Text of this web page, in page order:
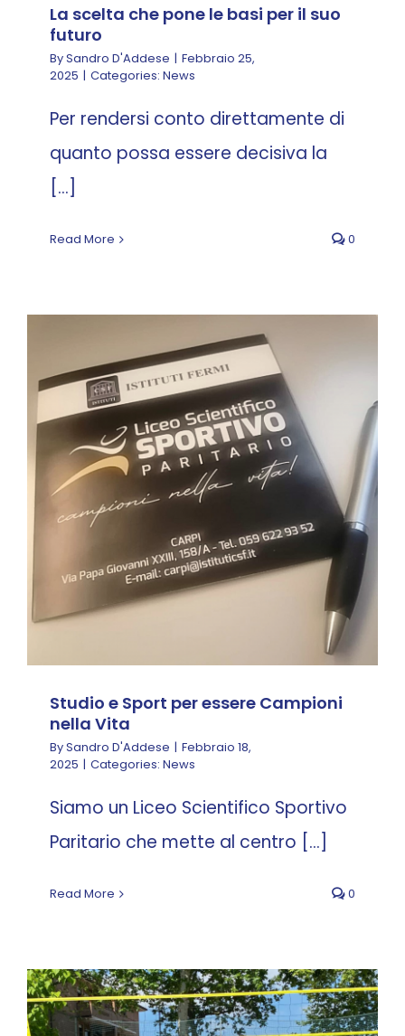
La scelta che pone le basi per il suo
futuro
BySandro D'Addese | Febbraio 25,
2025 | Categories: News
Per rendersi conto direttamente di
quanto possa essere decisiva la
[...]
Read More 0
Studio e Sport per
essere Campioni nella
Vita
News
Studio e Sport per essere Campioni
nella Vita
BySandro D'Addese | Febbraio 18,
2025 | Categories: News
Siamo un Liceo Scientifico Sportivo
Paritario che mette al centro [...]
Read More 0